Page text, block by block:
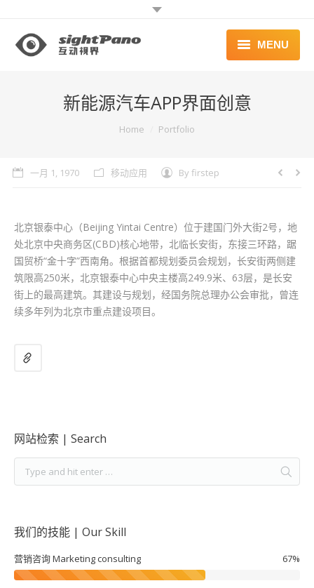
MENU
案例 | WORKS
新能源汽车APP界面创意
Home Portfolio
一月 1, 1970 移动应用 By firstep
北京银泰中心（Beijing Yintai Centre）位于建国门外大街2号，地
处北京中央商务区(CBD)核心地带，北临长安街，东接三环路，踞
国贸桥“金十字”西南角。根据首都规划委员会规划，长安街两侧建
筑限高250米，北京银泰中心中央主楼高249.9米、63层，是长安
街上的最高建筑。其建设与规划，经国务院总理办公会审批，曾连
续多年列为北京市重点建设项目。
网站检索 | Search
我们的技能 | Our Skill
营销咨询 Marketing consulting 67%